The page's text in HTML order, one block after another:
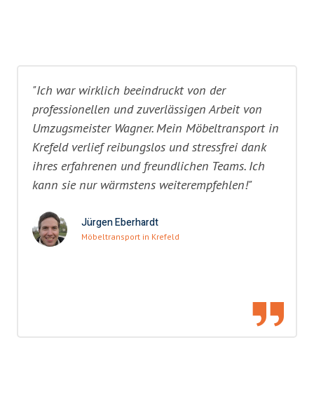
"Ich war wirklich beeindruckt von der
professionellen und zuverlässigen Arbeit von
Umzugsmeister Wagner. Mein Möbeltransport in
Krefeld verlief reibungslos und stressfrei dank
ihres erfahrenen und freundlichen Teams. Ich
kann sie nur wärmstens weiterempfehlen!"
Jürgen Eberhardt
Möbeltransport in Krefeld